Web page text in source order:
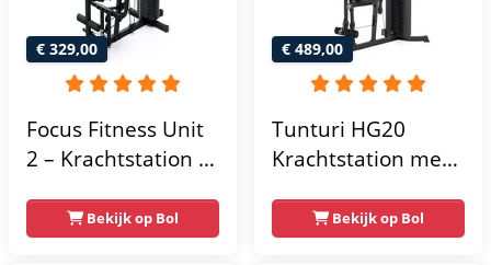
€ 329,00
Focus Fitness Unit
2 – Krachtstation –
– Lat Pulley
Bekijk op Bol
€ 489,00
Tunturi HG20
Krachtstation met
Compacte home
gym met lat pulley
Bekijk op Bol